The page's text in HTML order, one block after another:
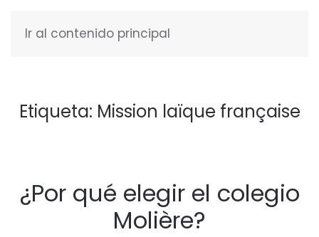
Ir al contenido principal
Etiqueta: Mission laïque française
¿Por qué elegir el colegio
Molière?